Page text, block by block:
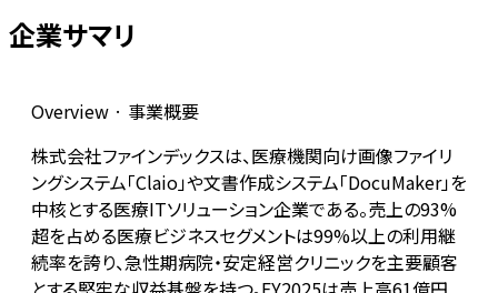
企業サマリ
Overview · 事業概要
株式会社ファインデックスは、医療機関向け画像ファイリ
ングシステム「Claio」や文書作成システム「DocuMaker」を
中核とする医療ITソリューション企業である。売上の93%
超を占める医療ビジネスセグメントは99%以上の利用継
続率を誇り、急性期病院・安定経営クリニックを主要顧客